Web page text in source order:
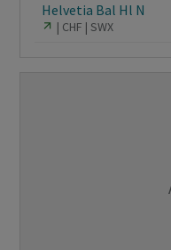
Helvetia Bal Hl N
CHF SWX